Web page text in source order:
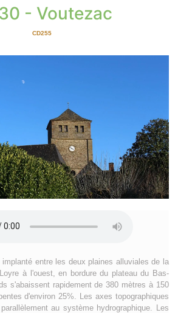
- Voutezac
CD255
entre les deux plaines alluviales de la
à l'ouest, en bordure du plateau du Bas-
s'abaissent rapidement de 380 mètres à 150
d'environ 25%. Les axes topographiques
au système hydrographique. Les